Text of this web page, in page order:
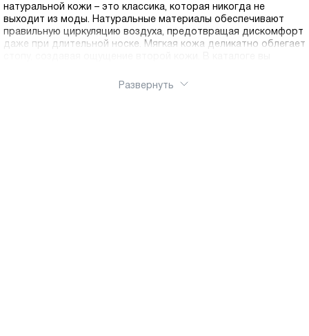
натуральной кожи – это классика, которая никогда не
выходит из моды. Натуральные материалы обеспечивают
правильную циркуляцию воздуха, предотвращая дискомфорт
даже при длительной носке. Мягкая кожа деликатно облегает
прогулок, повседневной носки. Классические однотонные
Развернуть